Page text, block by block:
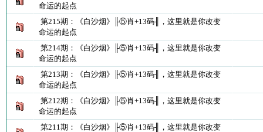
命运的起点
第215期：《白沙烟》╟⑤肖+13码╢，这里就是你改变
命运的起点
第214期：《白沙烟》╟⑤肖+13码╢，这里就是你改变
命运的起点
第213期：《白沙烟》╟⑤肖+13码╢，这里就是你改变
命运的起点
第212期：《白沙烟》╟⑤肖+13码╢，这里就是你改变
命运的起点
第211期：《白沙烟》╟⑤肖+13码╢，这里就是你改变